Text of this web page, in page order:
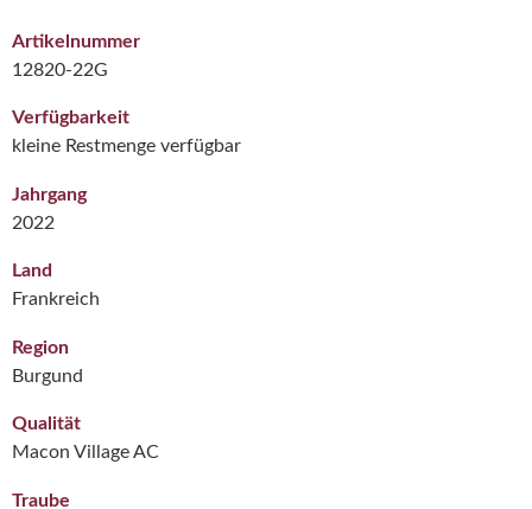
Artikelnummer
12820-22G
Verfügbarkeit
kleine Restmenge verfügbar
Jahrgang
2022
Land
Frankreich
Region
Burgund
Qualität
Macon Village AC
Traube